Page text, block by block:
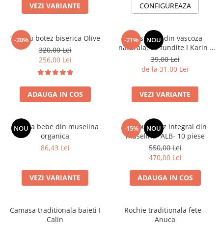
Botosei
Fulare si esarfe
Saci de dormit bebe
Prosoape
Perii de par bebe
Camasi baieti
Body-uri bebe
VEZI VARIANTE CONFIGUREAZA
-20%
Trusou botez biserica Olive
320,00 Lei
256,00 Lei
ADAUGA IN COS
-21% NOU
Dres bebe din vascoza
naturala, cu fundite I Karin I
ALB
39,00 Lei
de la 31,00 Lei
VEZI VARIANTE
NOU
Boneta bebe din muselina
organica
86,43 Lei
VEZI VARIANTE
-15% NOU
Trusou botez integral din
muselina- ALB- 10 piese
550,00 Lei
470,00 Lei
ADAUGA IN COS
Camasa traditionala baieti I
Calin
Rochie traditionala fete -
Anuca